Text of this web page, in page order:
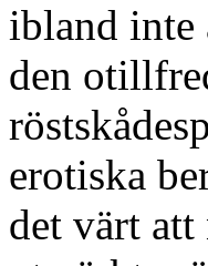
ibland inte
den
erotiska
det värt att